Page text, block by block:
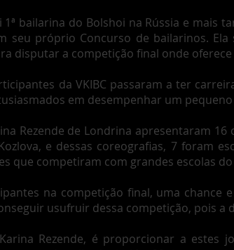
bailarina do Bolshoi na Rússia e mais
seu próprio Concurso de bailarinos.
disputar a competição final onde
da VKIBC passaram a ter
em desempenhar um
Rezende de Londrina apresentaram
e dessas coreografias, 7 foram
que competiram com grandes escolas do
na competição final, uma
usufruir dessa competição, pois a
Rezende, é proporcionar a estes